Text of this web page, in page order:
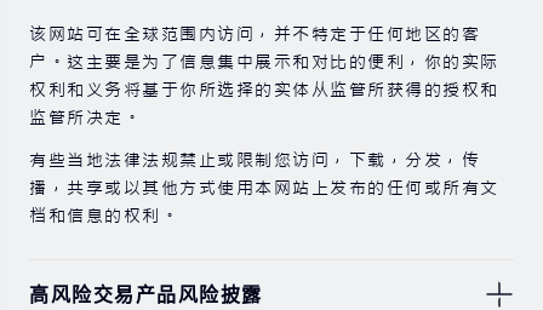
该网站可在全球范围内访问，并不特定于任何地区的客
户。这主要是为了信息集中展示和对比的便利，你的实际
权利和义务将基于你所选择的实体从监管所获得的授权和
监管所决定。
有些当地法律法规禁止或限制您访问，下载，分发，传
播，共享或以其他方式使用本网站上发布的任何或所有文
档和信息的权利。
高风险交易产品风险披露